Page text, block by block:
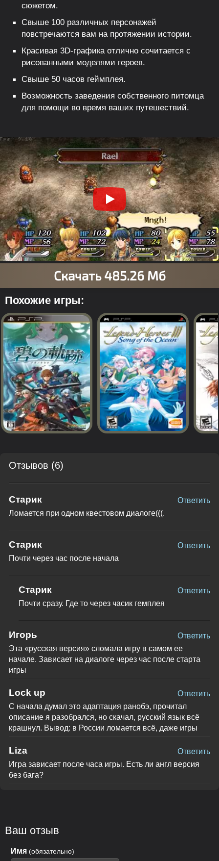
сюжетом.
Свыше 100 различных персонажей
повстречаются вам на протяжении истории.
Красивая 3D-графика отлично сочитается с
рисованными моделями героев.
Свыше 50 часов геймплея.
Возможность заведения собственного питомца
для помощи во время ваших путешествий.
Похожие игры:
Отзывов (6)
Старик
Ломается при одном квестовом диалоге(((.
Ответить
Старик
Почти через час после начала
Ответить
Старик
Почти сразу. Где то через часик гемплея
Ответить
Игорь
Эта «русская версия» сломала игру в самом ее
начале. Зависает на диалоге через час после старта
игры
Ответить
Lock up
С начала думал это адаптация ранобэ, прочитал
описание я разобрался, но скачал, русский язык всё
крашнул. Вывод: в России ломается всё, даже игры
Ответить
Liza
Игра зависает после часа игры. Есть ли англ версия
без бага?
Ответить
Ваш отзыв
Имя (обязательно)